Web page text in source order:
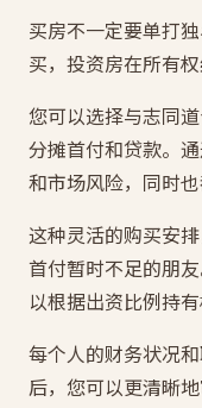
买房不一定要单打
买，投资房在所有
您可以选择与志同
分摊首付和贷款。
和市场风险，同时
这种灵活的购买安
首付暂时不足的朋
以根据出资比例持
每个人的财务状况
后，您可以更清晰